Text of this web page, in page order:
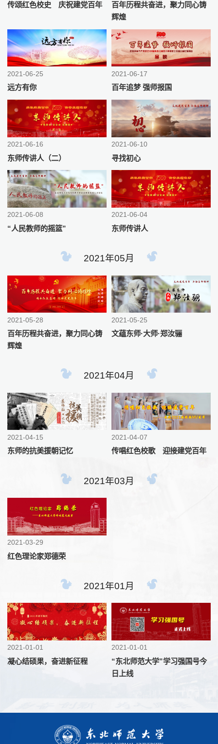
传颂红色校史 庆祝建党百年
百年历程共奋进，聚力同心铸
辉煌
2021-06-25
远方有你
2021-06-17
百年追梦 强师报国
2021-06-16
东师传讲人（二）
2021-06-10
寻找初心
2021-06-08
“人民教师的摇篮”
2021-06-04
东师传讲人
2021年05月
2021-05-28
百年历程共奋进，聚力同心铸
辉煌
2021-05-25
文蕴东师·大师·郑汝骊
2021年04月
2021-04-15
东师的抗美援朝记忆
2021-04-07
传唱红色校歌 迎接建党百年
2021年03月
2021-03-29
红色理论家郑德荣
2021年01月
2021-01-01
凝心结硕果，奋进新征程
2021-01-01
“东北师范大学”学习强国号今
日上线